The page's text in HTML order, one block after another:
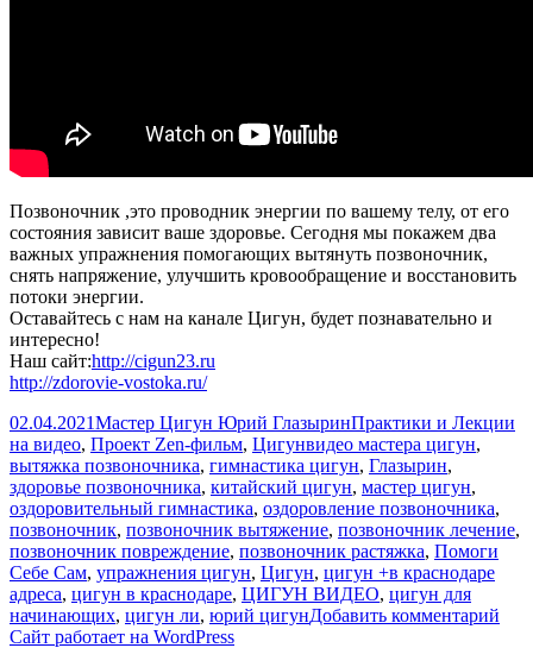
Позвоночник ,это проводник энергии по вашему телу, от его
состояния зависит ваше здоровье. Сегодня мы покажем два
важных упражнения помогающих вытянуть позвоночник,
снять напряжение, улучшить кровообращение и восстановить
потоки энергии.
Оставайтесь с нам на канале Цигун, будет познавательно и
интересно!
Наш сайт:http://cigun23.ru
http://zdorovie-vostoka.ru/
Опубликовано
02.04.2021Автор
Мастер Цигун Юрий ГлазыринРубрики
Практики и Лекции
на видео, Проект Zen-фильм, ЦигунМетки
видео мастера цигун,
вытяжка позвоночника, гимнастика цигун, Глазырин,
здоровье позвоночника, китайский цигун, мастер цигун,
оздоровительный гимнастика, оздоровление позвоночника,
позвоночник, позвоночник вытяжение, позвоночник лечение,
позвоночник повреждение, позвоночник растяжка, Помоги
Себе Сам, упражнения цигун, Цигун, цигун +в краснодаре
адреса, цигун в краснодаре, ЦИГУН ВИДЕО, цигун для
начинающих, цигун ли, юрий цигунДобавить комментарий
Сайт работает на WordPress